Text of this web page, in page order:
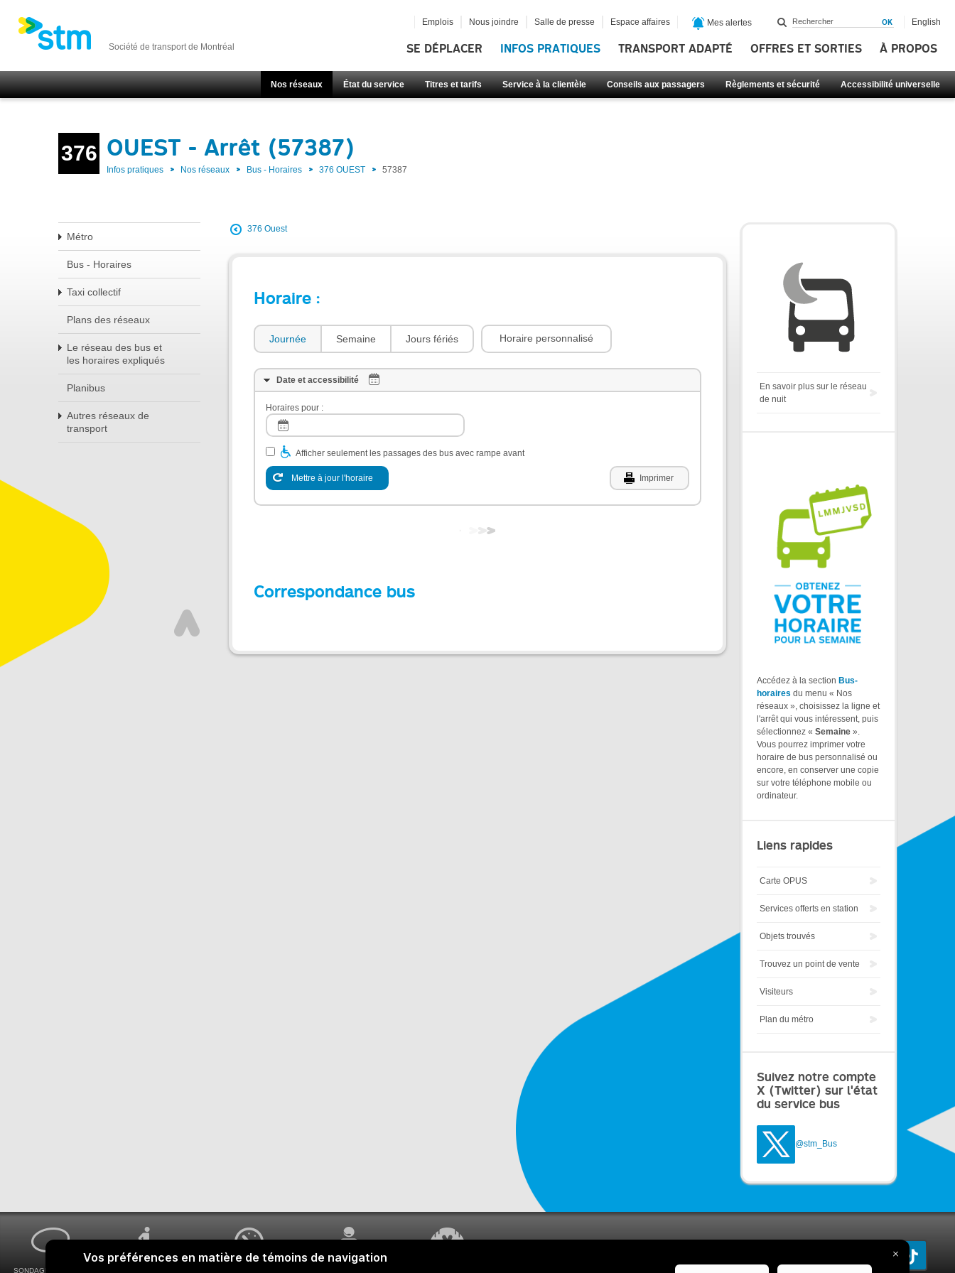
Société de transport de Montréal SE DÉPLACER INFOS PRATIQUES TRANSPORT ADAPTÉ OFFRES ET SORTIES À PROPOS
Nos réseaux État du service Titres et tarifs Service à la clientèle Conseils aux passagers Règlements et sécurité Accessibilité universelle
Emplois Nous joindre Salle de presse Espace affaires Mes alertes English
376 OUEST - Arrêt (57387)
Infos pratiques Nos réseaux Bus - Horaires 376 OUEST 57387
Métro
Bus - Horaires
Taxi collectif
Plans des réseaux
Le réseau des bus et
les horaires expliqués
Planibus
Autres réseaux de
transport
376 Ouest
Horaire :
Journée Semaine Jours fériés Horaire personnalisé
Date et accessibilité
Horaires pour :
Afficher seulement les passages des bus avec rampe avant
Mettre à jour l'horaire Imprimer
Correspondance bus
En savoir plus sur le réseau
de nuit
Accédez à la section Bus-
horaires du menu « Nos
réseaux », choisissez la ligne et
l'arrêt qui vous intéressent, puis
sélectionnez « Semaine ».
Vous pourrez imprimer votre
horaire de bus personnalisé ou
encore, en conserver une copie
sur votre téléphone mobile ou
ordinateur.
Liens rapides
Carte OPUS
Services offerts en station
Objets trouvés
Trouvez un point de vente
Visiteurs
Plan du métro
Suivez notre compte
X (Twitter) sur l'état
du service bus
@stm_Bus
SONDAGES MA VOIX